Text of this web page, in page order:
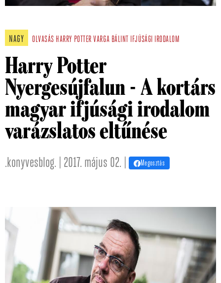
NAGY OLVASÁS HARRY POTTER VARGA BÁLINT IFJÚSÁGI IRODALOM
Harry Potter
Nyergesújfalun - A kortárs
magyar ifjúsági irodalom
varázslatos eltűnése
.konyvesblog. | 2017. május 02. | Megosztás